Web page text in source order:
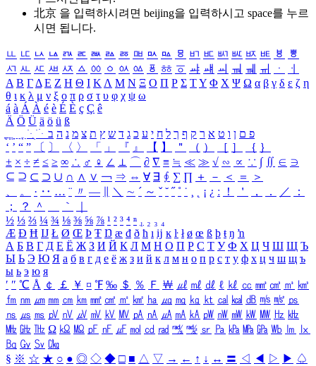
北京 을 입력하시려면 beijing을 입력하시고 space를 누르
시면 됩니다.
ㅥ ㅦ ㅧ ㅨ ㅩ ㅪ ㅫ ㅬ ㅭ ㅮ ㅯ ㅰ ㅱ ㅲ ㅳ ㅴ ㅵ ㅶ ㅷ ㅸ
ㅹ
ㅺ ㅻ ㅼ ㅽ ㅾ ㅿ ㆀ ㆁ ㆂ ㆃ ㆄ ㆅ ㆆ ㆇ ㆈ ㆉ ㆊ ㆋ ㆌ ㆍ
ㆎ
Α Β ΓΔ Ε Ζ Η Θ Ι ΚΛ Μ Ν Ξ Ο Π Ρ Σ ΤΥ Φ Χ Ψ Ω α β γ δ ε ζ η
θ ι κ λ μ ν ξ ο π ρ σ τ υ φ χ ψ ω
á à Á À é è É È ç Ç ê
Ä Ö Ü ä ö ü ß
ִֶֹ ֻּ ׁׂ פ ם ן ו ט א ר ק ף ך ל ח י ע כ ג ד ש ץ ת צ מ נ ה ב
‘ ’ “ ” 〔 〕 〈 〉 「 」 『 』 【 】 ＂ （ ） ［ ］ ｛ ｝
± × ÷ ≠ ≤ ≥ ∞ ∴ ♂ ♀ ∠ ⊥ ⌒ ∂ ∇ ≡ ≒ ≪ ≫ √ ∽ ∝ ∵ ∫ ∬ ∈ ∋
⊆ ⊇ ⊂ ⊃ ∪ ∩ ∧ ∨ ￢ ⇒ ⇔ ∀ ∃ ∮ ∑ ∏ ＋ － ＜ ＝
＞
、
。 · ‥ … ¨ 〃 ― ＼ ∼ ´ ～ ˇ ˘ ˝ ˚ ˙ ¸ ¡ ¿ ː ！ ＇ ， ． ／
：
；
？ ＾ ｀
½ ⅓ ⅔ ¼ ¾ ⅛ ⅜ ⅝ ⅞ ¹ ² ³ ⁴ ⁿ ₁ ₂ ₃ ₄
Æ Ð Ħ Ĳ Ł Ø Œ Þ Ŧ Ŋ æ đ ð ħ ı ĳ ĸ ŀ ł ø œ ß þ ŧ ŋ ŉ
А Б В Г Д Е Ё Ж З И Й К Л М Н О П Р С Т У Ф Х Ц Ч Ш Щ Ъ
Ы Ь Э Ю Я а б в г д е ё ж з и й к л м н о п р с т у ф х ц ч ш щ ъ
ы ь э ю я
′ ″ ℃ Å ￠ ￡ ￥ ¤ ℉ ‰ ＄ ％ Ｆ ￦ ㎕ ㎖ ㎗ ℓ ㎘ ㏄ ㎣ ㎤ ㎥ ㎦
㎙ ㎚ ㎛ ㎜ ㎝ ㎞ ㎟ ㎠ ㎡ ㎢ ㏊ ㎍ ㎎ ㎏ ㏏ ㎈ ㎉ ㏈ ㎧ ㎨ ㎰
㎱ ㎲ ㎳ ㎴ ㎵ ㎶ ㎷ ㎸ ㎹ ㎀ ㎁ ㎂ ㎃ ㎄ ㎺ ㎻ ㎽ ㎾ ㎿ ㎐ ㎑
㎒ ㎓ ㎔ Ω ㏀ ㏁ ㎊ ㎋ ㎌ ㏖ ㏅ ㎭ ㎮ ㎯ ㏛ ㎩ ㎪ ㎫ ㎬ ㏝ ㏐
㏓
㏃ ㏉ ㏜ ㏆
§ ※ ☆ ★ ○ ● ◎ ◇ ◆ □ ■ △ ▽ → ← ↑ ↓ ↔ 〓 ◁ ◀ ▷ ▶ ♤